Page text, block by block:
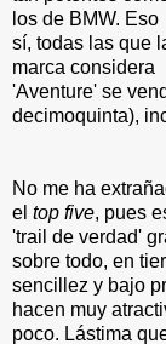
los de BMW. Eso
sí, todas las que
marca considera
'Aventure' se
decimoquinta),
No me ha
el top five, pues
'trail de verdad'
sobre todo, en
sencillez y bajo
hacen muy
poco. Lástima